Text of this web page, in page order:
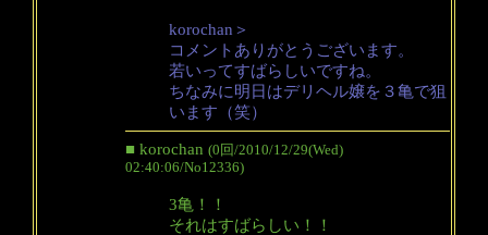
korochan＞
コメントありがとうございます。
若いってすばらしいですね。
ちなみに明日はデリヘル嬢を３亀で狙
います（笑）
■ korochan (0回/2010/12/29(Wed)
02:40:06/No12336)
3亀！！
それはすばらしい！！